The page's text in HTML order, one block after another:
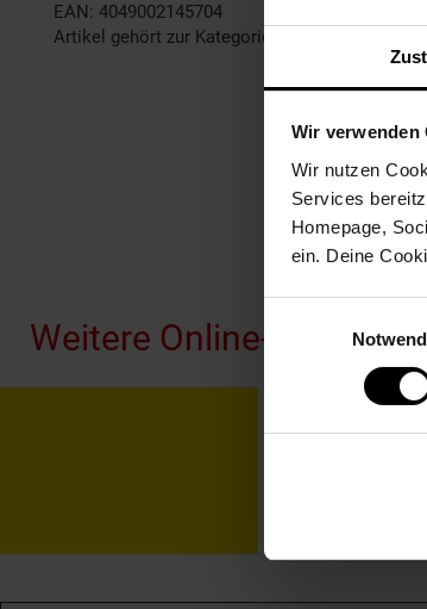
Wir verwenden
Wir nutzen
Services
Homepage,
ein. Deine
EAN: 4049002145704
Artikel gehört zur Kategorie:
Weitere Online-Angebote